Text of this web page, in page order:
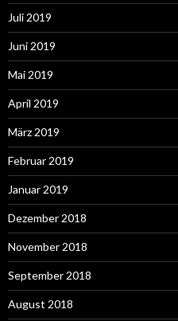
Juli 2019
Juni 2019
Mai 2019
April 2019
März 2019
Februar 2019
Januar 2019
Dezember 2018
November 2018
September 2018
August 2018